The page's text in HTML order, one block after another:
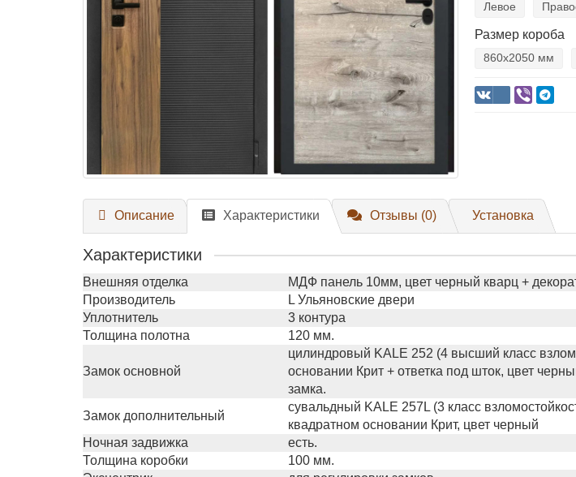
Левое
Размер короба
860х2050 мм
Описание Характеристики Отзывы (0) Установка
Характеристики
Внешняя отделка
МДФ панель 10мм, цвет черный кварц +
Производитель
L Ульяновские двери
Уплотнитель
3 контура
Толщина полотна
120 мм.
Замок основной
цилиндровый KALE 252 (4 высший класс
основании Крит + ответка под шток, цвет
замка.
Замок дополнительный
сувальдный KALE 257L (3 класс
квадратном основании Крит, цвет черный
Ночная задвижка
есть.
Толщина коробки
100 мм.